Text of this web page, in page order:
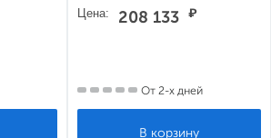
Цена: 208 133 ₽
От 2-х дней